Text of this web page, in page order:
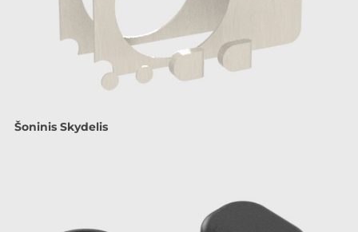
Šoninis Skydelis